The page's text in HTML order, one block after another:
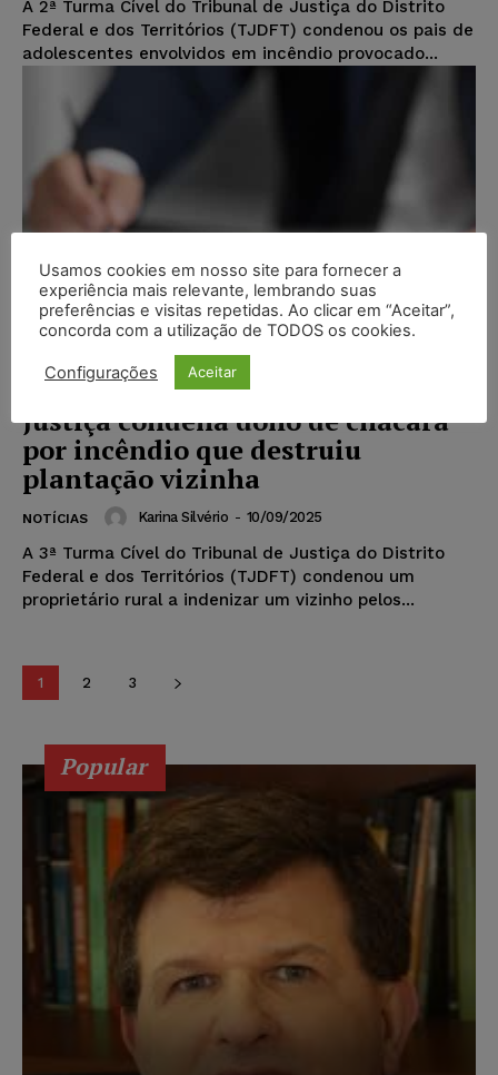
A 2ª Turma Cível do Tribunal de Justiça do Distrito
Federal e dos Territórios (TJDFT) condenou os pais de
adolescentes envolvidos em incêndio provocado...
Justiça condena dono de chácara
por incêndio que destruiu
plantação vizinha
NOTÍCIAS Karina Silvério - 10/09/2025
A 3ª Turma Cível do Tribunal de Justiça do Distrito
Federal e dos Territórios (TJDFT) condenou um
proprietário rural a indenizar um vizinho pelos...
1 2 3
Popular
Usamos cookies em nosso site para fornecer a
experiência mais relevante, lembrando suas
preferências e visitas repetidas. Ao clicar em “Aceitar”,
concorda com a utilização de TODOS os cookies.
Configurações Aceitar